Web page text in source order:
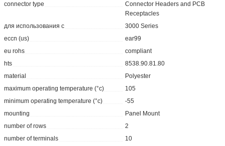
connector type
Connector Headers and PCB
Receptacles
для использования с
3000 Series
eccn (us)
ear99
eu rohs
compliant
hts
8538.90.81.80
material
Polyester
maximum operating temperature (°c)
105
minimum operating temperature (°c)
-55
mounting
Panel Mount
number of rows
2
number of terminals
10